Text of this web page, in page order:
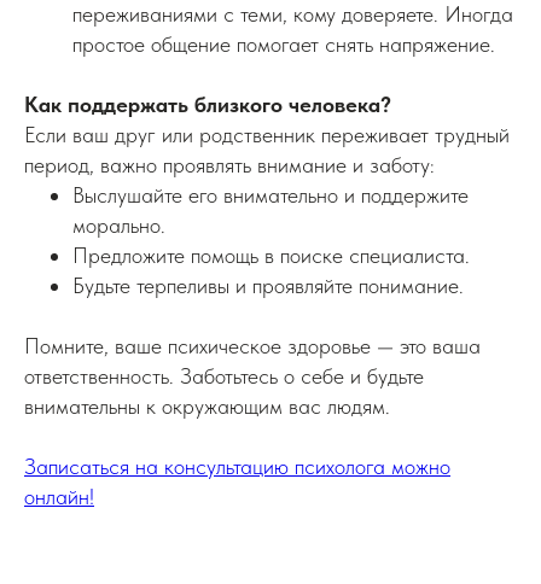
переживаниями с теми, кому доверяете. Иногда
простое общение помогает снять напряжение.
Как поддержать близкого человека?
Если ваш друг или родственник переживает трудный
период, важно проявлять внимание и заботу:
Выслушайте его внимательно и поддержите
морально.
Предложите помощь в поиске специалиста.
Будьте терпеливы и проявляйте понимание.
Помните, ваше психическое здоровье — это ваша
ответственность. Заботьтесь о себе и будьте
внимательны к окружающим вас людям.
Записаться на консультацию психолога можно
онлайн!